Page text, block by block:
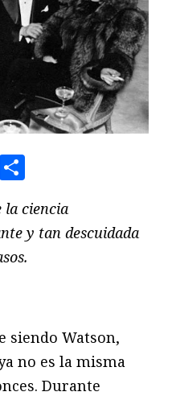
Email
la ciencia
y tan descuidada
siendo Watson,
no es la misma
Durante